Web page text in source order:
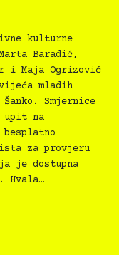
kulturne
Baradić,
i Maja Ogrizović
mladih
Smjernice
upit na
za provjeru
je dostupna
Hvala…